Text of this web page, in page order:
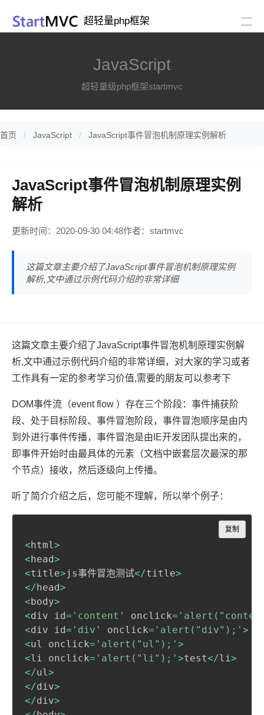
超轻量php框架
JavaScript
超轻量级php框架startmvc
首页 JavaScript JavaScript事件冒泡机制原理实例解析
JavaScript事件冒泡机制原理实例
解析
更新时间：2020-09-30 04:48作者：startmvc
这篇文章主要介绍了JavaScript事件冒泡机制原理实例
解析,文中通过示例代码介绍的非常详细
这篇文章主要介绍了JavaScript事件冒泡机制原理实例解
析,文中通过示例代码介绍的非常详细，对大家的学习或者
工作具有一定的参考学习价值,需要的朋友可以参考下
DOM事件流（event flow ）存在三个阶段：事件捕获阶
段、处于目标阶段、事件冒泡阶段，事件冒泡顺序是由内
到外进行事件传播，事件冒泡是由IE开发团队提出来的，
即事件开始时由最具体的元素（文档中嵌套层次最深的那
个节点）接收，然后逐级向上传播。
听了简介介绍之后，您可能不理解，所以举个例子：
<html>
<head>
<title>js事件冒泡测试</title>
</head>
<body>
<div id= 'content' onclick=
<div id= 'div' onclick= 'alert("div");' >
<ul onclick= 'alert("ul");' >
<li onclick= 'alert("li");' >test</li>
</ul>
</div>
</div>
复制
Copy